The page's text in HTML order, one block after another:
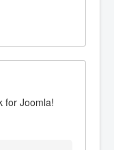
for Joomla!